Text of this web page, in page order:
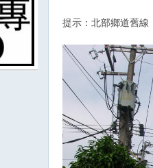
提示：北部鄉道舊線